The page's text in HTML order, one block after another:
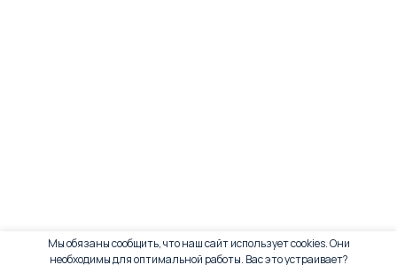
Мы обязаны сообщить, что наш сайт использует cookies. Они
необходимы для оптимальной работы. Вас это устраивает?